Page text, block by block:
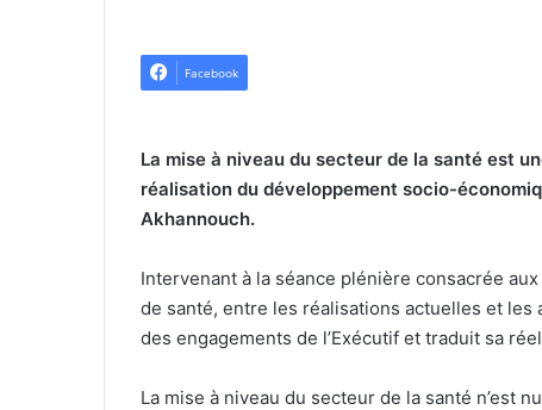
Facebook
La mise à niveau du secteur de la santé est
réalisation du développement socio-
Akhannouch.
Intervenant à la séance plénière consacrée
de santé, entre les réalisations actuelles et
des engagements de l’Exécutif et traduit sa
La mise à niveau du secteur de la santé